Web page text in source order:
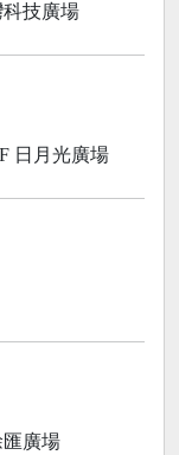
科技廣場
日月光廣場
匯廣場